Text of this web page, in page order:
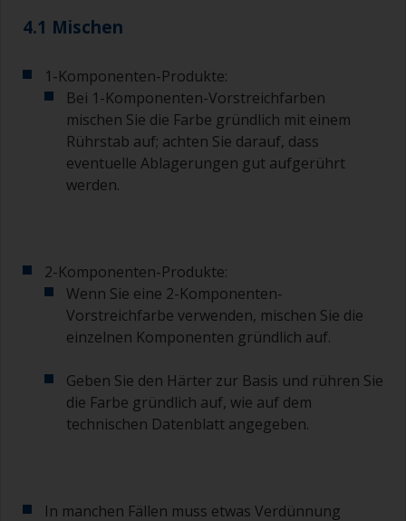
Bereichen wird ein kleinerer Pinsel verwendet.
Waschen Sie Ihre Pinsel mit dem dazugehörigen
Verdünner aus und trocknen Sie sie vor dem
Gebrauch gründlich, um Verunreinigungen zu
vermeiden.
Um Pinselspuren zu reduzieren, halten Sie den
Pinsel in einem Winkel von 45 Grad zur
Oberfläche.
Zum Reinigen der Pinsel geben Sie etwas
Verdünner in einen geeigneten Behälter, so dass
Sie ihn reinigen können, wenn die Farbe im
Pinsel anfängt anzuhärten.
Wenn beim Auftragen der Farbe Läufer
4.1 Mischen
1-Komponenten-Produkte:
Bei 1-Komponenten-Vorstreichfarben
mischen Sie die Farbe gründlich mit einem
Rührstab auf; achten Sie darauf, dass
eventuelle Ablagerungen gut aufgerührt
werden.
2-Komponenten-Produkte:
Wenn Sie eine 2-Komponenten-
Vorstreichfarbe verwenden, mischen Sie die
einzelnen Komponenten gründlich auf.
Geben Sie den Härter zur Basis und rühren Sie
die Farbe gründlich auf, wie auf dem
technischen Datenblatt angegeben.
In manchen Fällen muss etwas Verdünnung